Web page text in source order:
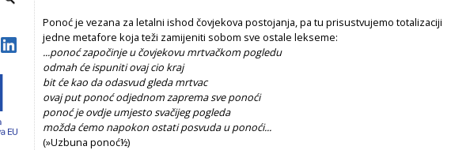
Ponoć je vezana za letalni ishod čovjekova postojanja, pa tu prisustvujemo totalizaciji
jedne metafore koja teži zamijeniti sobom sve ostale lekseme:
...ponoć započinje u čovjekovu mrtvačkom pogledu
odmah će ispuniti ovaj cio kraj
bit će kao da odasvud gleda mrtvac
ovaj put ponoć odjednom zaprema sve ponoći
ponoć je ovdje umjesto svačijeg pogleda
možda ćemo napokon ostati posvuda u ponoći...
(»Uzbuna ponoć½)